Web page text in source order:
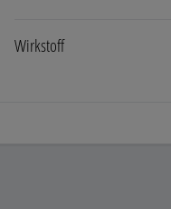
Drittseiten möglichst
Wirkstoff